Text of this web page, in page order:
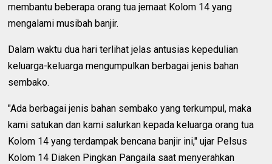
membantu beberapa orang tua jemaat Kolom 14 yang
mengalami musibah banjir.
Dalam waktu dua hari terlihat jelas antusias kepedulian
keluarga-keluarga mengumpulkan berbagai jenis bahan
sembako.
"Ada berbagai jenis bahan sembako yang terkumpul, maka
kami satukan dan kami salurkan kepada keluarga orang tua
Kolom 14 yang terdampak bencana banjir ini," ujar Pelsus
Kolom 14 Diaken Pingkan Pangaila saat menyerahkan